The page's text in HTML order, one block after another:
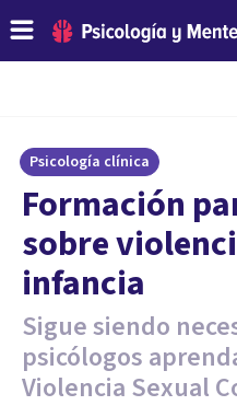
Psicología clínica
Formación
sobre
infancia
Sigue siendo
psicólogos
Violencia Sexual